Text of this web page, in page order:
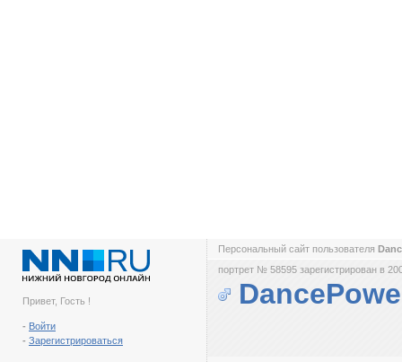
Привет, Гость !
- Войти
- Зарегистрироваться
Персональный сайт пользователя
портрет № 58595 зарегистрирован в